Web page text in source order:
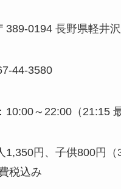
389-0194 長野県軽井
44-3580
10:00～22:00（21:15
1,350円、子供800円（
税込み